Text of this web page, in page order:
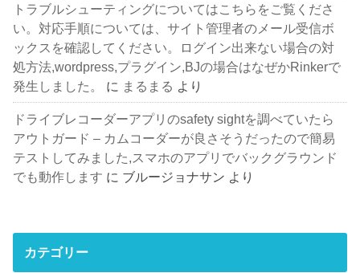
トラブルシューティングについてはこちらをご覧くださ
い。対応手順については、サイト管理者のメール受信ボ
ックスを確認してください。ログイン出来ない場合の対
処方法,wordpress,プラグイン,BJの場合はなぜかRinkerで
発生しました。
に まるまる より
ドライブレコーダーアプリのsafety sightを調べていたら
アウトガード – カムコーダーが良さそうだったので簡易
テストしてみました,スマホのアプリでバックグラウンド
でも動作します に ブルージョナサン より
カテゴリー